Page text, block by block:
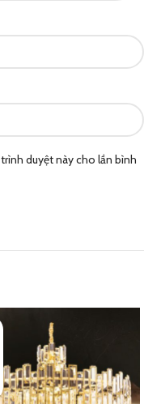
duyệt này cho lần bình